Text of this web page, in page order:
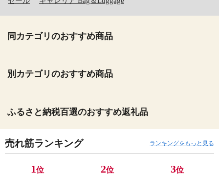
同カテゴリのおすすめ商品
別カテゴリのおすすめ商品
ふるさと納税百選のおすすめ返礼品
売れ筋ランキング ランキングをもっと見る
1位 2位 3位